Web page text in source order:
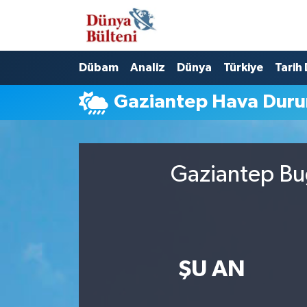
Dübam Analiz Dünya Türkiye Tarih
Gaziantep Hava
Gaziantep
ŞU AN
Nöbetçi Eczaneler
Hava Durumu
Namaz Vakitleri